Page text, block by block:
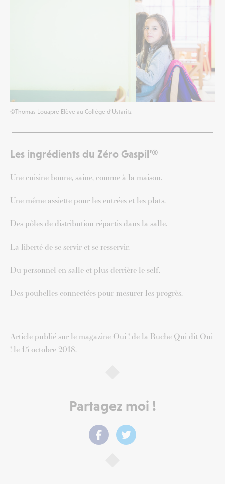
©Thomas Louapre Elève au Collège d’Ustaritz
Les ingrédients du Zéro Gaspil’®
Une cuisine bonne, saine, comme à la maison.
Une même assiette pour les entrées et les plats.
Des pôles de distribution répartis dans la salle.
La liberté de se servir et se resservir.
Du personnel en salle et plus derrière le self.
Des poubelles connectées pour mesurer les progrès.
Article publié sur le magazine Oui ! de la Ruche Qui dit Oui
! le 15 octobre 2018.
Partagez moi !